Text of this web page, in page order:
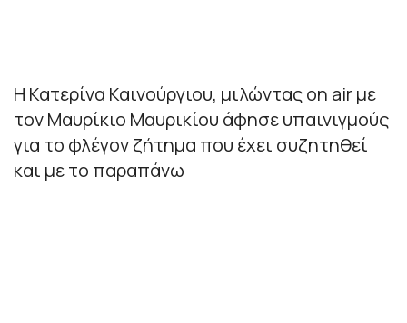
Η Κατερίνα Καινούργιου, μιλώντας on air με
τον Μαυρίκιο Μαυρικίου άφησε υπαινιγμούς
για το φλέγον ζήτημα που έχει συζητηθεί
και με το παραπάνω